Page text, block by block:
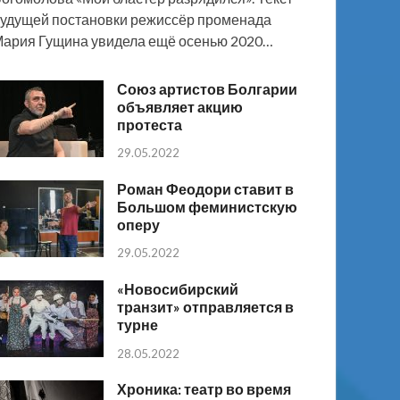
постановки режиссёр променада
Гущина увидела ещё осенью 2020…
Союз артистов Болгарии
объявляет акцию
протеста
29.05.2022
Роман Феодори ставит в
Большом феминистскую
оперу
29.05.2022
«Новосибирский
транзит» отправляется в
турне
28.05.2022
Хроника: театр во время